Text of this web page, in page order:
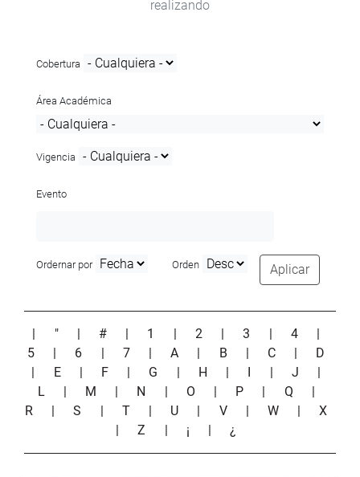
realizando
Cobertura
Área Académica
Vigencia
Evento
Ordernar por Orden Aplicar
| " | # | 1 | 2 |3 | 4
|
5
| 6 | 7 |A | B | C | D
| E | F | G | H | I | J
|
L
| M | N | O | P | Q
|
R
|S | T | U | V |W |X
|Z | ¡ |¿